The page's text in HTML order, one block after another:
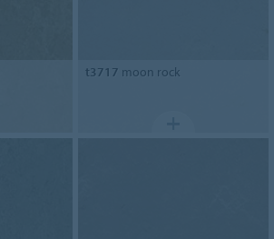
t3717 moon rock